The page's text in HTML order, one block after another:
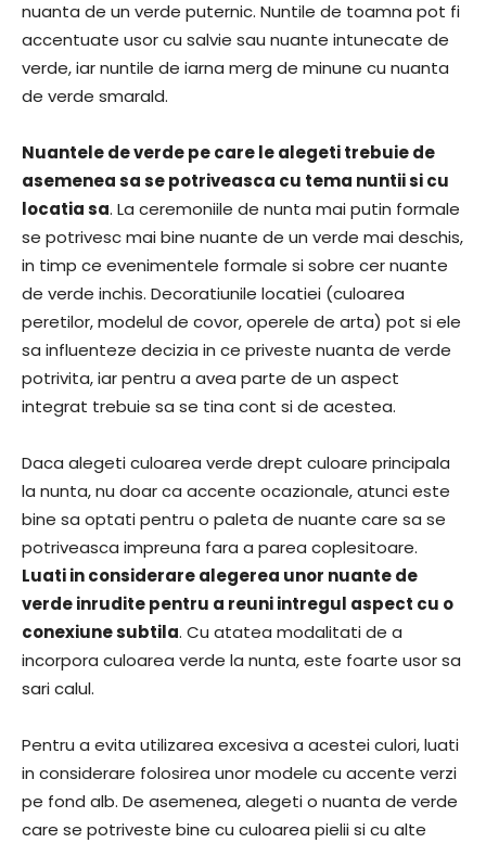
nuanta de un verde puternic. Nuntile de toamna pot fi
accentuate usor cu salvie sau nuante intunecate de
verde, iar nuntile de iarna merg de minune cu nuanta
de verde smarald.
Nuantele de verde pe care le alegeti trebuie de
asemenea sa se potriveasca cu tema nuntii si cu
locatia sa. La ceremoniile de nunta mai putin formale
se potrivesc mai bine nuante de un verde mai deschis,
in timp ce evenimentele formale si sobre cer nuante
de verde inchis. Decoratiunile locatiei (culoarea
peretilor, modelul de covor, operele de arta) pot si ele
sa influenteze decizia in ce priveste nuanta de verde
potrivita, iar pentru a avea parte de un aspect
integrat trebuie sa se tina cont si de acestea.
Daca alegeti culoarea verde drept culoare principala
la nunta, nu doar ca accente ocazionale, atunci este
bine sa optati pentru o paleta de nuante care sa se
potriveasca impreuna fara a parea coplesitoare.
Luati in considerare alegerea unor nuante de
verde inrudite pentru a reuni intregul aspect cu o
conexiune subtila. Cu atatea modalitati de a
incorpora culoarea verde la nunta, este foarte usor sa
sari calul.
Pentru a evita utilizarea excesiva a acestei culori, luati
in considerare folosirea unor modele cu accente verzi
pe fond alb. De asemenea, alegeti o nuanta de verde
care se potriveste bine cu culoarea pielii si cu alte